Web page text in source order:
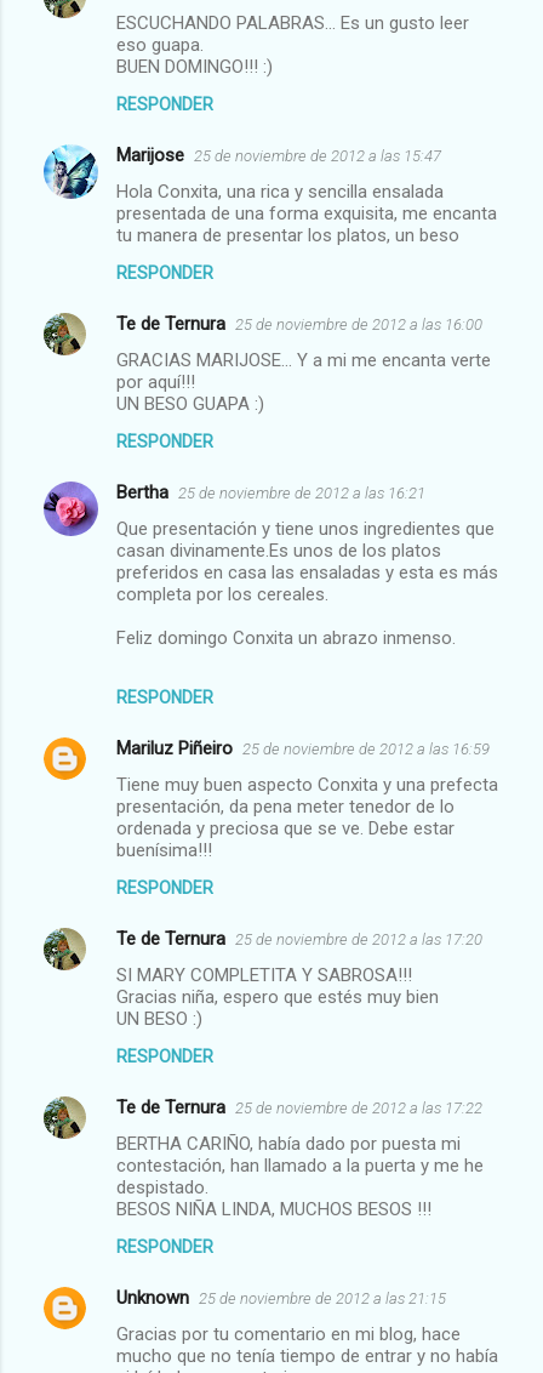
ESCUCHANDO PALABRAS... Es un gusto leer
eso guapa.
BUEN DOMINGO!!! :)
RESPONDER
Marijose 25 de noviembre de 2012 a las 15:47
Hola Conxita, una rica y sencilla ensalada
presentada de una forma exquisita, me encanta
tu manera de presentar los platos, un beso
RESPONDER
Te de Ternura 25 de noviembre de 2012 a las 16:00
GRACIAS MARIJOSE... Y a mi me encanta verte
por aquí!!!
UN BESO GUAPA :)
RESPONDER
Bertha 25 de noviembre de 2012 a las 16:21
Que presentación y tiene unos ingredientes que
casan divinamente.Es unos de los platos
preferidos en casa las ensaladas y esta es más
completa por los cereales.
Feliz domingo Conxita un abrazo inmenso.
RESPONDER
Mariluz Piñeiro 25 de noviembre de 2012 a las 16:59
Tiene muy buen aspecto Conxita y una prefecta
presentación, da pena meter tenedor de lo
ordenada y preciosa que se ve. Debe estar
buenísima!!!
RESPONDER
Te de Ternura 25 de noviembre de 2012 a las 17:20
SI MARY COMPLETITA Y SABROSA!!!
Gracias niña, espero que estés muy bien
UN BESO :)
RESPONDER
Te de Ternura 25 de noviembre de 2012 a las 17:22
BERTHA CARIÑO, había dado por puesta mi
contestación, han llamado a la puerta y me he
despistado.
BESOS NIÑA LINDA, MUCHOS BESOS !!!
RESPONDER
Unknown 25 de noviembre de 2012 a las 21:15
Gracias por tu comentario en mi blog, hace
mucho que no tenía tiempo de entrar y no había